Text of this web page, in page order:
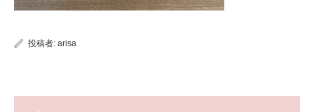
投稿者: arisa